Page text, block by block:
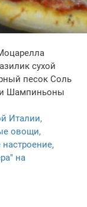
сухой
песок Соль
Шампиньоны
Италии,
овощи,
на